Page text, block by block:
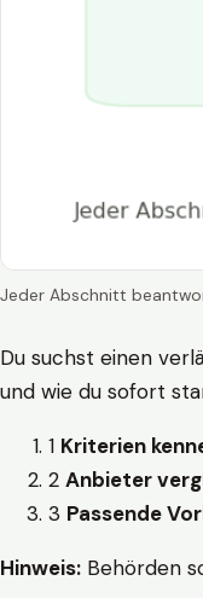
Jeder Abschnitt
Du suchst einen
und wie du sofort
1 Kriterien
2 Anbieter
3 Passende
Hinweis: Behörden